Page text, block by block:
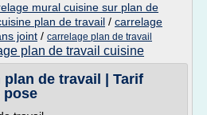
mural cuisine sur plan de
plan de travail / carrelage
joint / carrelage plan de travail
plan de travail cuisine
de travail | Tarif
pose